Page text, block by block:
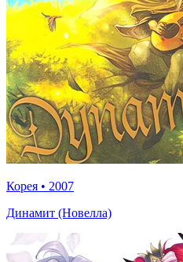
Корея • 2007
Динамит (Новелла)